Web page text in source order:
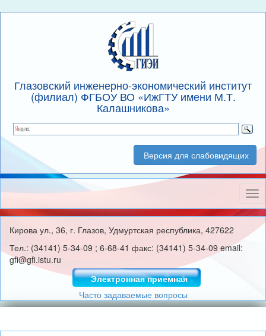
Глазовский инженерно-экономический институт
(филиал) ФГБОУ ВО «ИжГТУ имени М.Т.
Калашникова»
Версия для слабовидящих
Кирова ул., 36, г. Глазов, Удмуртская республика, 427622
Тел.: (34141) 5-34-09 ; 6-68-41 факс: (34141) 5-34-09 email:
gfi@gfi.istu.ru
Электронная приемная
Часто задаваемые вопросы